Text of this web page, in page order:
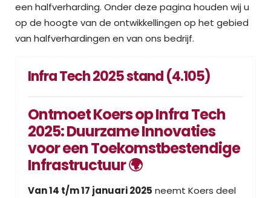
een halfverharding. Onder deze pagina houden wij u
op de hoogte van de ontwikkellingen op het gebied
van halfverhardingen en van ons bedrijf.
Infra Tech 2025 stand (4.105)
Ontmoet Koers op Infra Tech
2025: Duurzame Innovaties
voor een Toekomstbestendige
Infrastructuur 🌍
Van 14 t/m 17 januari 2025 neemt Koers deel